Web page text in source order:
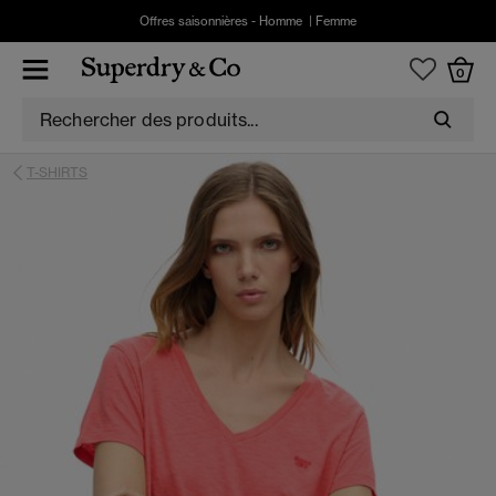
Offres saisonnières - Homme Femme
0
T-SHIRTS